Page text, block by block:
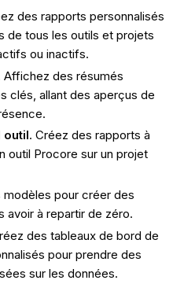
des rapports personnalisés
de tous les outils et projets
ou inactifs.
Affichez des résumés
clés, allant des aperçus de
outil. Créez des rapports à
outil Procore sur un projet
modèles pour créer des
avoir à repartir de zéro.
des tableaux de bord de
pour prendre des
sur les données.